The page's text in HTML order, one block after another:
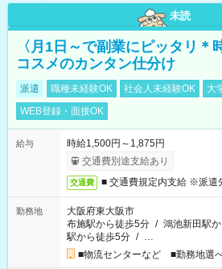
未読
〈月1日～で副業にピッタリ＊
コスメのカンタン仕分け
派遣 職種未経験OK 社会人未経験OK 大
WEB登録・面接OK
給与
時給1,500円～1,875円
交通費別途支給あり
交通費 ■ 交通費規定内支給 ※派遣
勤務地
大阪府東大阪市
布施駅から徒歩5分 / 鴻池新田駅
駅から徒歩5分 / …
■物流センターなど ■勤務地選